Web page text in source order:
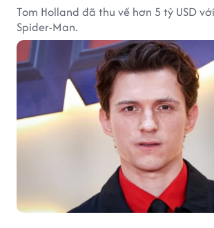
Tom Holland đã thu về hơn 5 tỷ USD
Spider-Man.